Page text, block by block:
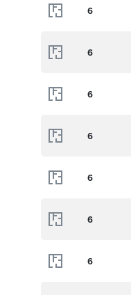
6
6
6
6
6
6
6